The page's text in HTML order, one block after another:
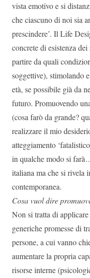
vista emotivo e si
che ciascuno di noi sia
prescindere’. Il Life
concrete di esistenza
partire da quali
soggettive), stimolando
età, se possibile già da
futuro. Promuovendo
(cosa farò da grande?
realizzare il mio
atteggiamento
in qualche modo si
italiana ma che si rivela
contemporanea.
Cosa vuol dire
Non si tratta di
generiche promesse di
persone, a cui vanno
aumentare la propria
risorse interne